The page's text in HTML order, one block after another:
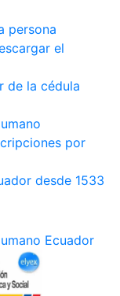
persona
el
de la cédula
por
desde 1533
Ecuador